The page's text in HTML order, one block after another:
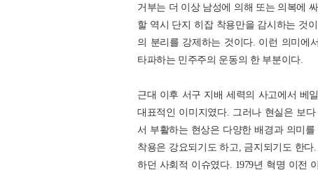
거부는 더 이상 남성에 의해 또는 의복에
할 역시 단지 히잡 착용만을 감시하는 것
의 분리를 강제하는 것이다. 이런 의미에
타파하는 민주주의 운동의 한 부분이다.
근대 이후 서구 지배 세력의 사고에서 베
대표적인 이미지였다. 그러나 현실은 보
서 부활하는 현상은 다양한 배경과 의미
착용은 강요되기도 하고, 금지되기도 한
하던 사회적 이슈였다. 1979년 혁명 이전